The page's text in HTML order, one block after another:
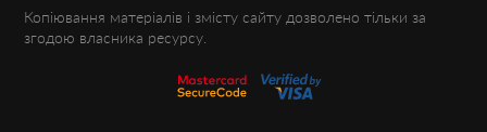
Копіювання матеріалів і змісту сайту дозволено тільки за
згодою власника ресурсу.